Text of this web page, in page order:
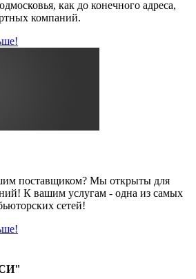
как до конечного адреса,
компаний.
поставщиком? Мы открыты для
К вашим услугам - одна из самых
сетей!